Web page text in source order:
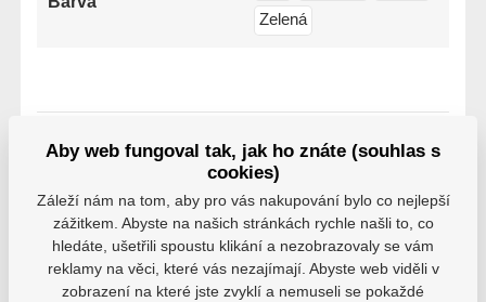
Zelená
Varianty
bílá, PS26
EAN: 4040333513385
Skladem 7-10 pracovních dní 269 Kč
Aby web fungoval tak, jak ho znáte (souhlas s
cookies)
Záleží nám na tom, aby pro vás nakupování bylo co nejlepší
zážitkem. Abyste na našich stránkách rychle našli to, co
hledáte, ušetřili spoustu klikání a nezobrazovaly se vám
reklamy na věci, které vás nezajímají. Abyste web viděli v
zobrazení na které jste zvyklí a nemuseli se pokaždé